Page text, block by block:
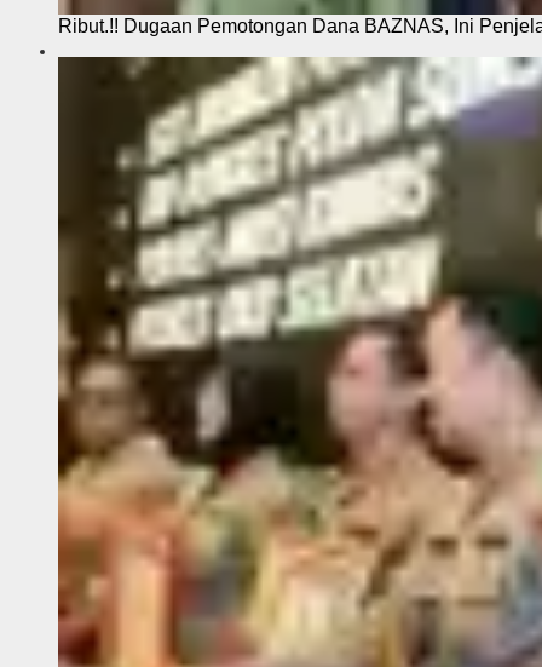
Ribut.!! Dugaan Pemotongan Dana BAZNAS, Ini